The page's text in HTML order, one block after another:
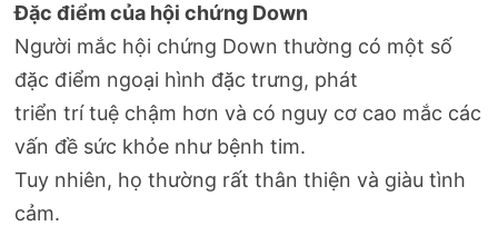
Đặc điểm của hội chứng Down
Người mắc hội chứng Down thường có một số
đặc điểm ngoại hình đặc trưng, phát
triển trí tuệ chậm hơn và có nguy cơ cao mắc các
vấn đề sức khỏe như bệnh tim.
Tuy nhiên, họ thường rất thân thiện và giàu tình
cảm.